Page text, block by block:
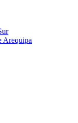
Arequipa